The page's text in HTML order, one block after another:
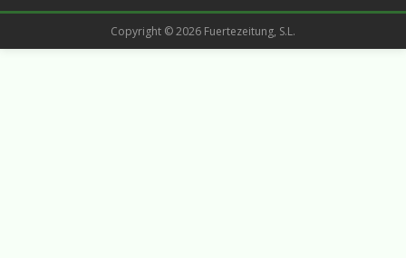
Copyright © 2026 Fuertezeitung, S.L.